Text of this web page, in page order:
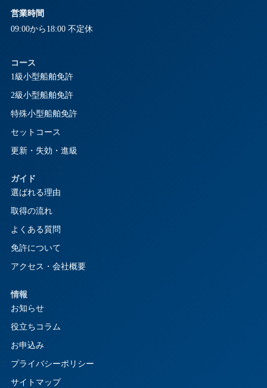
営業時間
09:00から18:00 不定休
コース
1級小型船舶免許
2級小型船舶免許
特殊小型船舶免許
セットコース
更新・失効・進級
ガイド
選ばれる理由
取得の流れ
よくある質問
免許について
アクセス・会社概要
情報
お知らせ
役立ちコラム
お申込み
プライバシーポリシー
サイトマップ